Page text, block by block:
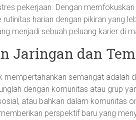
pekerjaan. Dengan
harian dengan pikiran yang
menjadi sebuah peluang karier di
Jaringan dan
mempertahankan semangat adalah
dengan komunitas atau grup
atau bahkan dalam komunitas
perspektif baru yang